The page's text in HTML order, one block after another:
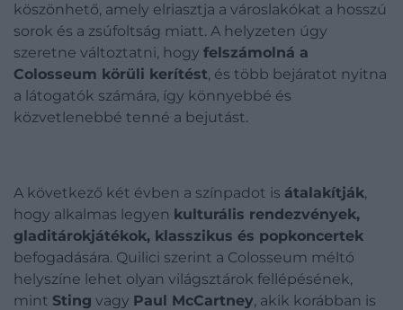
köszönhető, amely elriasztja a városlakókat a hosszú
sorok és a zsúfoltság miatt. A helyzeten úgy
szeretne változtatni, hogy felszámolná a
Colosseum körüli kerítést, és több bejáratot nyitna
a látogatók számára, így könnyebbé és
közvetlenebbé tenné a bejutást.
A következő két évben a színpadot is átalakítják,
hogy alkalmas legyen kulturális rendezvények,
gladitárokjátékok, klasszikus és popkoncertek
befogadására. Quilici szerint a Colosseum méltó
helyszíne lehet olyan világsztárok fellépésének,
mint Sting vagy Paul McCartney, akik korábban is